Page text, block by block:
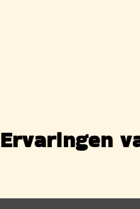
Ervaringen